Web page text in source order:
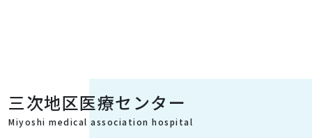
三次地区医療センター
Miyoshi medical association hospital